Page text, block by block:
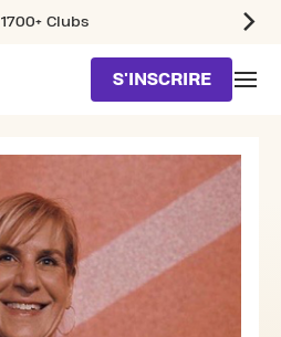
1700+ Clubs
S'INSCRIRE